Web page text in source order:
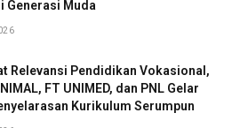
Generasi Muda
Relevansi Pendidikan Vokasional,
FT UNIMED, dan PNL Gelar
Kurikulum Serumpun